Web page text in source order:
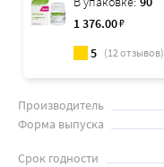
1 376.00₽
5 (12отзывов)
Производитель
Форма выпуска
Срок годности